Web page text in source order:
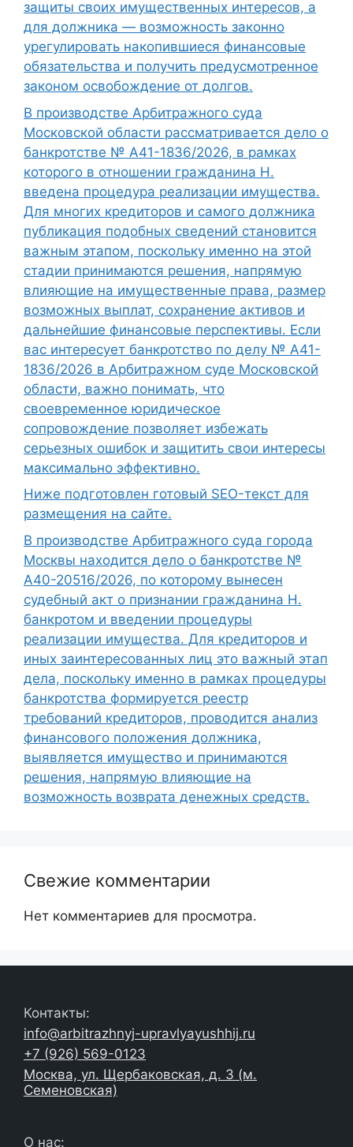
защиты своих имущественных интересов, а
для должника — возможность законно
урегулировать накопившиеся финансовые
обязательства и получить предусмотренное
законом освобождение от долгов.
В производстве Арбитражного суда
Московской области рассматривается дело о
банкротстве № А41-1836/2026, в рамках
которого в отношении гражданина Н.
введена процедура реализации имущества.
Для многих кредиторов и самого должника
публикация подобных сведений становится
важным этапом, поскольку именно на этой
стадии принимаются решения, напрямую
влияющие на имущественные права, размер
возможных выплат, сохранение активов и
дальнейшие финансовые перспективы. Если
вас интересует банкротство по делу № А41-
1836/2026 в Арбитражном суде Московской
области, важно понимать, что
своевременное юридическое
сопровождение позволяет избежать
серьезных ошибок и защитить свои интересы
максимально эффективно.
Ниже подготовлен готовый SEO-текст для
размещения на сайте.
В производстве Арбитражного суда города
Москвы находится дело о банкротстве №
А40-20516/2026, по которому вынесен
судебный акт о признании гражданина Н.
банкротом и введении процедуры
реализации имущества. Для кредиторов и
иных заинтересованных лиц это важный этап
дела, поскольку именно в рамках процедуры
банкротства формируется реестр
требований кредиторов, проводится анализ
финансового положения должника,
выявляется имущество и принимаются
решения, напрямую влияющие на
возможность возврата денежных средств.
Свежие комментарии
Нет комментариев для просмотра.
Контакты:
info@arbitrazhnyj-upravlyayushhij.ru
+7 (926) 569-0123
Москва, ул. Щербаковская, д. 3 (м.
Семеновская)
О нас: